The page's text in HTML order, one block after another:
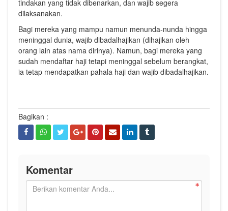
tindakan yang tidak dibenarkan, dan wajib segera
dilaksanakan.
Bagi mereka yang mampu namun menunda-nunda hingga
meninggal dunia, wajib dibadalhajikan (dihajikan oleh
orang lain atas nama dirinya). Namun, bagi mereka yang
sudah mendaftar haji tetapi meninggal sebelum berangkat,
ia tetap mendapatkan pahala haji dan wajib dibadalhajikan.
Bagikan :
Komentar